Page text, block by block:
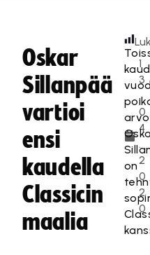
Oskar
Sillanpää
vartioi
ensi
kaudella
Classicin
maalia
1
3
.
0
4
.
2
0
2
0
on